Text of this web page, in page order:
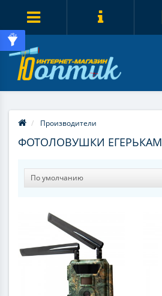
Производители
ФОТОЛОВУШКИ ЕГЕРЬКАМ